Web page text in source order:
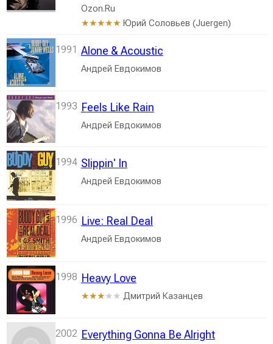
Ozon.Ru
★★★★★ Юрий Соловьев (Juergen)
1991 Alone & Acoustic
Андрей Евдокимов
1993 Feels Like Rain
Андрей Евдокимов
1994 Slippin' In
Андрей Евдокимов
1996 Live: Real Deal
Андрей Евдокимов
1998 Heavy Love
★★★★★ Дмитрий Казанцев
2002 Everything Gonna Be Alright